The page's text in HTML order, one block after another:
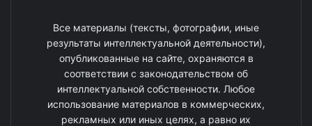
Все материалы (тексты, фотографии, иные
результаты интеллектуальной деятельности),
опубликованные на сайте, охраняются в
соответствии с законодательством об
интеллектуальной собственности. Любое
использование материалов в коммерческих,
рекламных или иных целях, а равно их